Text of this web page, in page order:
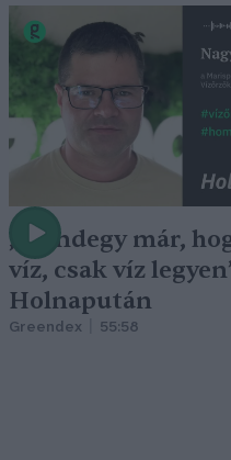
„Mindegy már,
víz, csak víz
Holnapután
Greendex 55:58